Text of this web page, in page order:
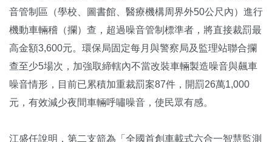
音管制區（學校、圖書館、醫療機構周界外50公尺內）進行
機動車輛稽（攔）查，超過噪音管制標準者，將直接裁罰最
高金額3,600元。環保局固定每月與警察局及監理站聯合攔
查至少5場次，加強取締轄內不當改裝車輛製造噪音與飆車
噪音情形，目前已累積加重裁罰案87件，開罰26萬1,000
元，有效減少夜間車輛呼嘯噪音，使民眾有感。
江盛任說明，第二支箭為「全國首創車載式六合一智慧監測